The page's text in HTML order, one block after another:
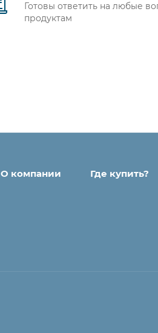
Готовы ответить на любые
продуктам
О компании Где купить?